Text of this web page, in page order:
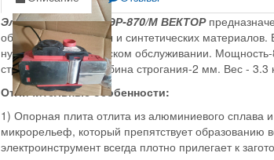
Электрорубанок ВЭР-870/М ВЕКТОР
обработку древесины и синтетических
нуждается в техническом обслуживании.
строгания-82 мм.Глубина строгания-2 мм. Вес - 3.3
Отличительные особенности:
1) Опорная плита отлита из алюминиевого сплава
микрорельеф, который препятствует образованию
электроинструмент всегда плотно прилегает к